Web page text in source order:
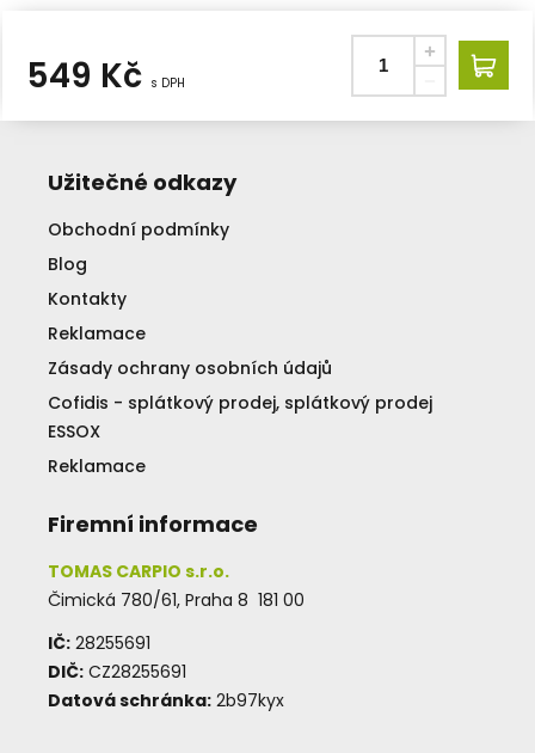
549 Kč s DPH
Užitečné odkazy
Obchodní podmínky
Blog
Kontakty
Reklamace
Zásady ochrany osobních údajů
Cofidis - splátkový prodej, splátkový prodej
ESSOX
Reklamace
Firemní informace
TOMAS CARPIO s.r.o.
Čimická 780/61, Praha 8 181 00
IČ: 28255691
DIČ: CZ28255691
Datová schránka: 2b97kyx